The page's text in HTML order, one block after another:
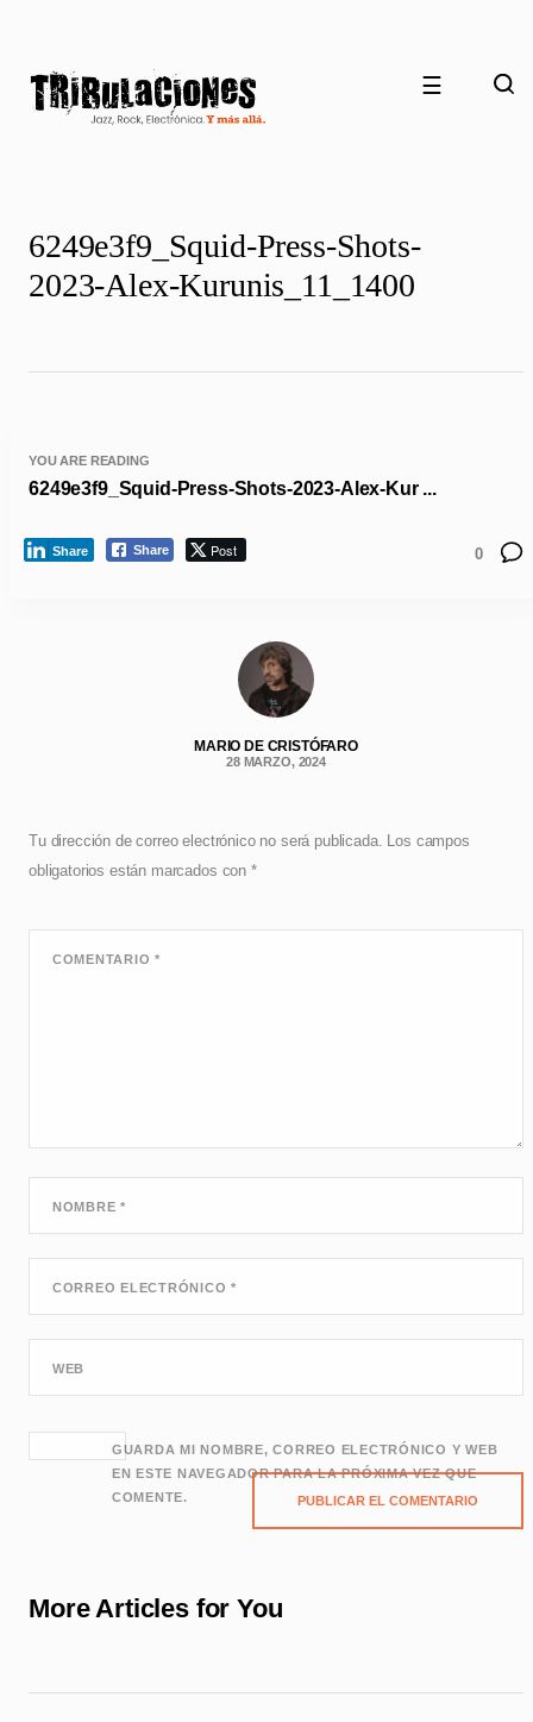
☰
6249e3f9_Squid-Press-Shots-
2023-Alex-Kurunis_11_1400
YOU ARE READING
6249e3f9_Squid-Press-Shots-2023-Alex-Kur ...
Share Post
Share 0
MARIO DE CRISTÓFARO
28 MARZO, 2024
Tu dirección de correo electrónico no será publicada. Los campos
obligatorios están marcados con *
COMENTARIO*
NOMBRE*
CORREO ELECTRÓNICO*
WEB
GUARDA MI NOMBRE, CORREO ELECTRÓNICO Y WEB
EN ESTE NAVEGADOR PARA LA PRÓXIMA VEZ QUE
COMENTE.
More Articles for You